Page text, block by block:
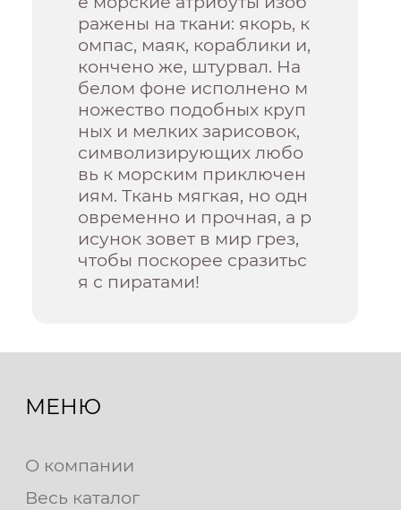
ражены на ткани: якорь, к
омпас, маяк, кораблики и,
кончено же, штурвал. На
белом фоне исполнено м
ножество подобных круп
ных и мелких зарисовок,
символизирующих любо
вь к морским приключен
иям. Ткань мягкая, но одн
овременно и прочная, а р
исунок зовет в мир грез,
чтобы поскорее сразитьс
я с пиратами!
МЕНЮ
О компании
Весь каталог